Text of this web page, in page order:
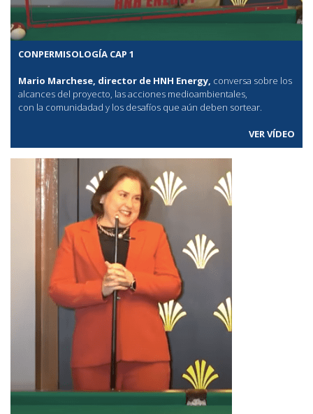
CONPERMISOLOGÍA CAP 1
Mario Marchese, director de HNH Energy, conversa sobre los
alcances del proyecto, las acciones medioambientales,
con la comunidadad y los desafíos que aún deben sortear.
VER VÍDEO